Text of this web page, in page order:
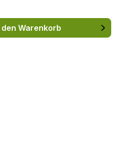
Wert
den Warenkorb